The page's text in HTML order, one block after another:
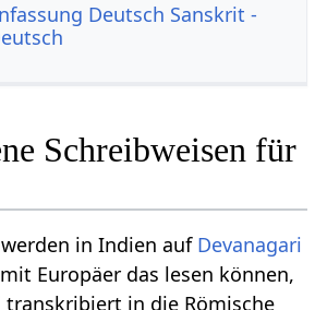
Deutsch Sanskrit -
Schreibweisen für
in Indien auf Devanagari
Europäer das lesen können,
transkribiert in die Römische